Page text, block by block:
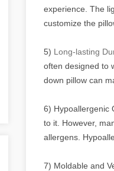
experience. The
customize the
5) Long-lasting
often designed to
down pillow can
6) Hypoallergenic
to it. However,
allergens.
7) Moldable and